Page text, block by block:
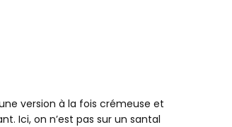
version à la fois crémeuse et
Ici, on n’est pas sur un santal